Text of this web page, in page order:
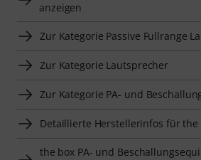
anzeigen
Zur Kategorie Passive Fullrange
Zur Kategorie Lautsprecher
Zur Kategorie PA- und
Detaillierte Herstellerinfos für the
the box PA- und